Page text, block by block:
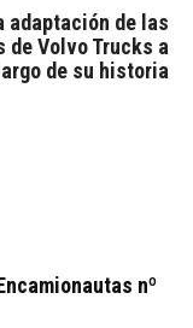
adaptación de las
de Volvo Trucks a
de su historia
nº